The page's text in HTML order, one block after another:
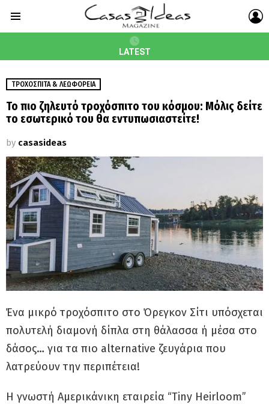
LATEST
ΤΡΟΧΌΣΠΙΤΑ & ΛΕΩΦΟΡΕΙΑ
Το πιο ζηλευτό τροχόσπιτο του κόσμου: Μόλις δείτε
το εσωτερικό του θα εντυπωσιαστείτε!
by casasideas
Ένα μικρό τροχόσπιτο στο Όρεγκον Σίτι υπόσχεται
πολυτελή διαμονή δίπλα στη θάλασσα ή μέσα στο
δάσος… για τα πιο alternative ζευγάρια που
λατρεύουν την περιπέτεια!
Η γνωστή Αμερικάνικη εταιρεία “Tiny Heirloom”